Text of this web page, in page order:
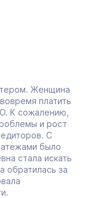
Женщина
платить
К сожалению,
и рост
С
было
стала искать
за